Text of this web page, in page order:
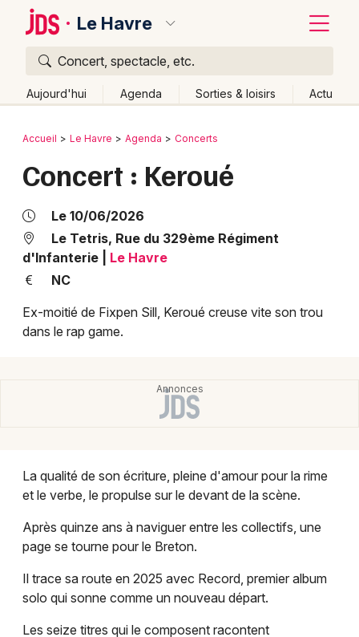
Le Havre
Concert, spectacle, etc.
Aujourd'hui Agenda Sorties & loisirs Actu
Publier un événement
Grands événements
Activité & Expérience
Manifestations
Sports
Sorties famille
Expos
Sorties & loisirs
Bordeaux
Lille
Lyon
Mulhouse
Strasbourg
Toulouse
Retour
Accueil Le Havre Agenda Concerts
Concert : Keroué
Le 10/06/2026
Le Tetris, Rue du 329ème Régiment
d'Infanterie
Le Havre
NC
Ex-moitié de Fixpen Sill, Keroué creuse vite son trou
dans le rap game.
La qualité de son écriture, pleine d'amour pour la rime
et le verbe, le propulse sur le devant de la scène.
Après quinze ans à naviguer entre les collectifs, une
page se tourne pour le Breton.
Il trace sa route en 2025 avec Record, premier album
solo qui sonne comme un nouveau départ.
Les seize titres qui le composent racontent
Quoi ?
Où ?
Haute-Normandie
Partout
Près de moi
Quand ?
Effacer les dates
Aujourd'hui
Demain Ce week-end